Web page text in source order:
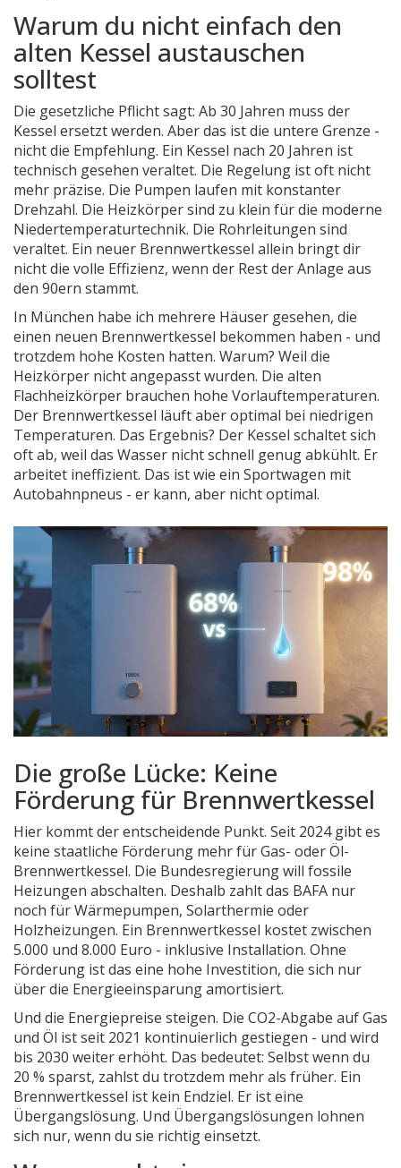
Warum du nicht einfach den
alten Kessel austauschen
solltest
Die gesetzliche Pflicht sagt: Ab 30 Jahren muss der
Kessel ersetzt werden. Aber das ist die untere Grenze -
nicht die Empfehlung. Ein Kessel nach 20 Jahren ist
technisch gesehen veraltet. Die Regelung ist oft nicht
mehr präzise. Die Pumpen laufen mit konstanter
Drehzahl. Die Heizkörper sind zu klein für die moderne
Niedertemperaturtechnik. Die Rohrleitungen sind
veraltet. Ein neuer Brennwertkessel allein bringt dir
nicht die volle Effizienz, wenn der Rest der Anlage aus
den 90ern stammt.
In München habe ich mehrere Häuser gesehen, die
einen neuen Brennwertkessel bekommen haben - und
trotzdem hohe Kosten hatten. Warum? Weil die
Heizkörper nicht angepasst wurden. Die alten
Flachheizkörper brauchen hohe Vorlauftemperaturen.
Der Brennwertkessel läuft aber optimal bei niedrigen
Temperaturen. Das Ergebnis? Der Kessel schaltet sich
oft ab, weil das Wasser nicht schnell genug abkühlt. Er
arbeitet ineffizient. Das ist wie ein Sportwagen mit
Autobahnpneus - er kann, aber nicht optimal.
Die große Lücke: Keine
Förderung für Brennwertkessel
Hier kommt der entscheidende Punkt. Seit 2024 gibt es
keine staatliche Förderung mehr für Gas- oder Öl-
Brennwertkessel. Die Bundesregierung will fossile
Heizungen abschalten. Deshalb zahlt das BAFA nur
noch für Wärmepumpen, Solarthermie oder
Holzheizungen. Ein Brennwertkessel kostet zwischen
5.000 und 8.000 Euro - inklusive Installation. Ohne
Förderung ist das eine hohe Investition, die sich nur
über die Energieeinsparung amortisiert.
Und die Energiepreise steigen. Die CO2-Abgabe auf Gas
und Öl ist seit 2021 kontinuierlich gestiegen - und wird
bis 2030 weiter erhöht. Das bedeutet: Selbst wenn du
20 % sparst, zahlst du trotzdem mehr als früher. Ein
Brennwertkessel ist kein Endziel. Er ist eine
Übergangslösung. Und Übergangslösungen lohnen
sich nur, wenn du sie richtig einsetzt.